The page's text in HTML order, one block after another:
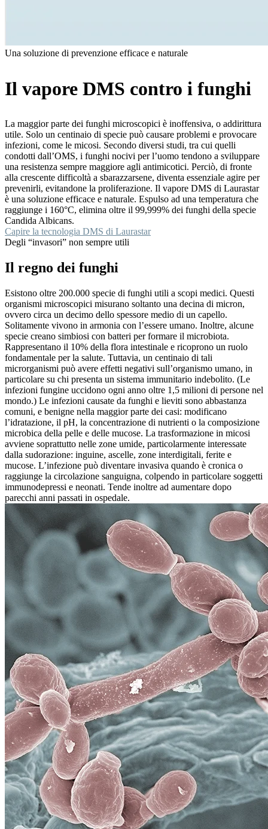
Una soluzione di prevenzione efficace e naturale
Il vapore DMS contro i funghi
La maggior parte dei funghi microscopici è inoffensiva, o addirittura
utile. Solo un centinaio di specie può causare problemi e provocare
infezioni, come le micosi. Secondo diversi studi, tra cui quelli
condotti dall’OMS, i funghi nocivi per l’uomo tendono a sviluppare
una resistenza sempre maggiore agli antimicotici. Perciò, di fronte
alla crescente difficoltà a sbarazzarsene, diventa essenziale agire per
prevenirli, evitandone la proliferazione. Il vapore DMS di Laurastar
è una soluzione efficace e naturale. Espulso ad una temperatura che
raggiunge i 160°C, elimina oltre il 99,999% dei funghi della specie
Candida Albicans.
Capire la tecnologia DMS di Laurastar
Degli “invasori” non sempre utili
Il regno dei funghi
Esistono oltre 200.000 specie di funghi utili a scopi medici. Questi
organismi microscopici misurano soltanto una decina di micron,
ovvero circa un decimo dello spessore medio di un capello.
Solitamente vivono in armonia con l’essere umano. Inoltre, alcune
specie creano simbiosi con batteri per formare il microbiota.
Rappresentano il 10% della flora intestinale e ricoprono un ruolo
fondamentale per la salute. Tuttavia, un centinaio di tali
microrganismi può avere effetti negativi sull’organismo umano, in
particolare su chi presenta un sistema immunitario indebolito. (Le
infezioni fungine uccidono ogni anno oltre 1,5 milioni di persone nel
mondo.) Le infezioni causate da funghi e lieviti sono abbastanza
comuni, e benigne nella maggior parte dei casi: modificano
l’idratazione, il pH, la concentrazione di nutrienti o la composizione
microbica della pelle e delle mucose. La trasformazione in micosi
avviene soprattutto nelle zone umide, particolarmente interessate
dalla sudorazione: inguine, ascelle, zone interdigitali, ferite e
mucose. L’infezione può diventare invasiva quando è cronica o
raggiunge la circolazione sanguigna, colpendo in particolare soggetti
immunodepressi e neonati. Tende inoltre ad aumentare dopo
parecchi anni passati in ospedale.